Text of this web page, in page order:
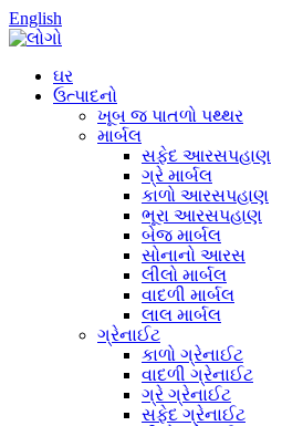
English
ઘર
ઉત્પાદનો
ખૂબ જ પાતળો પથ્થર
માર્બલ
સફેદ આરસપહાણ
ગ્રે માર્બલ
કાળો આરસપહાણ
ભૂરા આરસપહાણ
બેજ માર્બલ
સોનાનો આરસ
લીલો માર્બલ
વાદળી માર્બલ
લાલ માર્બલ
ગ્રેનાઈટ
કાળો ગ્રેનાઈટ
વાદળી ગ્રેનાઈટ
ગ્રે ગ્રેનાઈટ
સફેદ ગ્રેનાઈટ